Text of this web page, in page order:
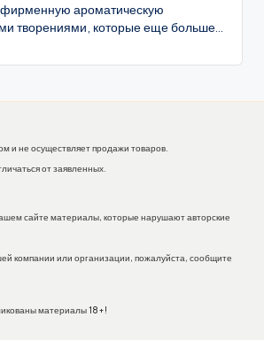
ароматическую
творениями, которые еще больше...
и не осуществляет продажи товаров.
от заявленных.
сайте материалы, которые нарушают авторские
компании или организации, пожалуйста, сообщите
материалы 18+!